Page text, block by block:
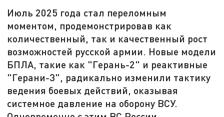
Июль 2025 года стал переломным
моментом, продемонстрировав как
количественный, так и качественный рост
возможностей русской армии. Новые модели
БПЛА, такие как "Герань-2" и реактивные
"Герани-3", радикально изменили тактику
ведения боевых действий, оказывая
системное давление на оборону ВСУ.